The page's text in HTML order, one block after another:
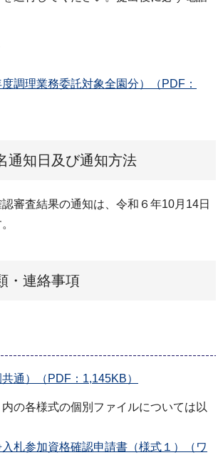
調理業務委託対象全園分）（PDF：
通知日及び通知方法
審査結果の通知は、令和６年10月14日
・連絡事項
通）（PDF：1,145KB）
の各様式の個別ファイルについては以
札参加資格確認申請書（様式１）（ワ